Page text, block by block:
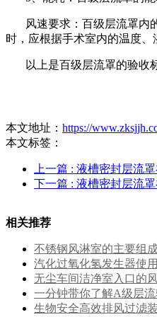
风速要求：百级层流罩内的
时，应根据手术室内的温度
以上是百级层流罩的验收标
本文地址： https://
本文标签：
上一篇 : 液槽密封层流
下一篇 : 液槽密封层流
相关推荐
不锈钢风淋室的主要组
汽化过氧化氢发生器使
无尘车间洁净室入口的
一分钟带你了解A级层
生物安全高效排风过滤